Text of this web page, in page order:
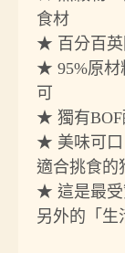
食材
★ 百分百英
★ 95%原材
可
★ 獨有BOF
★ 美味可口
適合挑食的
★ 這是最受
另外的「生